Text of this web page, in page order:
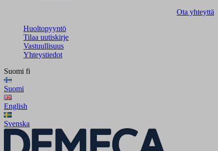
Ota yhteyttä
Huoltopyyntö
Tilaa uutiskirje
Vastuullisuus
Yhteystiedot
Suomi fi
Suomi
English
Svenska